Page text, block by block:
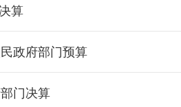
算
政府部门预算
门决算